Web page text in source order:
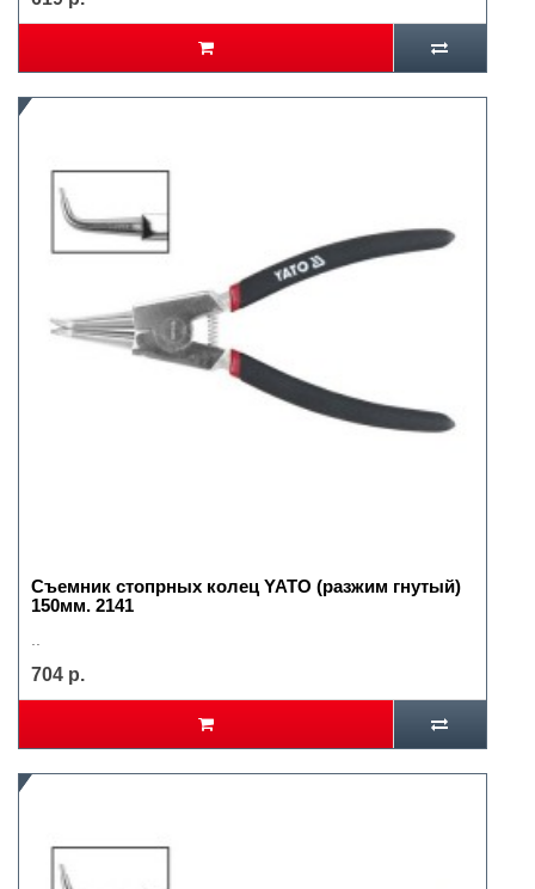
Съемник стопрных колец YATO (разжим гнутый)
150мм. 2141
704 р.